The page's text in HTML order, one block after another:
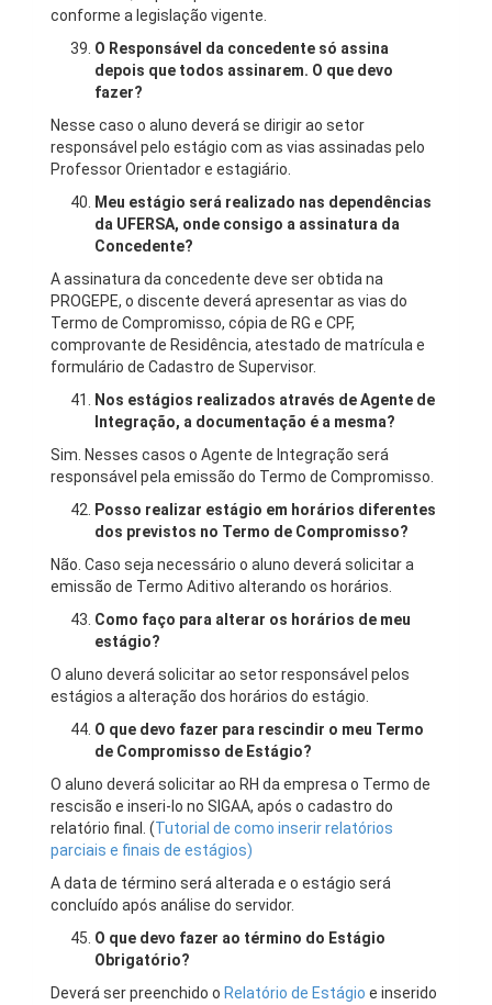
conforme a legislação vigente.
O Responsável da concedente só assina
depois que todos assinarem. O que devo
fazer?
Nesse caso o aluno deverá se dirigir ao setor
responsável pelo estágio com as vias assinadas pelo
Professor Orientador e estagiário.
Meu estágio será realizado nas dependências
da UFERSA, onde consigo a assinatura da
Concedente?
A assinatura da concedente deve ser obtida na
PROGEPE, o discente deverá apresentar as vias do
Termo de Compromisso, cópia de RG e CPF,
comprovante de Residência, atestado de matrícula e
formulário de Cadastro de Supervisor.
Nos estágios realizados através de Agente de
Integração, a documentação é a mesma?
Sim. Nesses casos o Agente de Integração será
responsável pela emissão do Termo de Compromisso.
Posso realizar estágio em horários diferentes
dos previstos no Termo de Compromisso?
Não. Caso seja necessário o aluno deverá solicitar a
emissão de Termo Aditivo alterando os horários.
Como faço para alterar os horários de meu
estágio?
O aluno deverá solicitar ao setor responsável pelos
estágios a alteração dos horários do estágio.
O que devo fazer para rescindir o meu Termo
de Compromisso de Estágio?
O aluno deverá solicitar ao RH da empresa o Termo de
rescisão e inseri-lo no SIGAA, após o cadastro do
relatório final. (Tutorial de como inserir relatórios
parciais e finais de estágios)
A data de término será alterada e o estágio será
concluído após análise do servidor.
O que devo fazer ao término do Estágio
Obrigatório?
Deverá ser preenchido o Relatório de Estágio e inserido